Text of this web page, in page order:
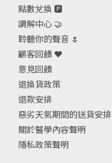
點數兌換 🅿️
調解中心 🤝
聆聽你的聲音 🌷
顧客回饋 ❤️
意見回饋
退換貨政策
退款安排
惡劣天氣期間的送貨安排
關於醫學內容聲明
隱私政策聲明